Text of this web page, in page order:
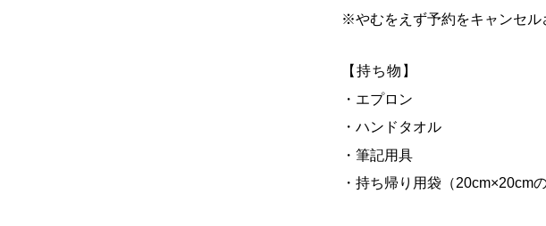
※やむをえず予約をキャンセル
【持ち物】
・エプロン
・ハンドタオル
・筆記用具
・持ち帰り用袋（20cm×20cm